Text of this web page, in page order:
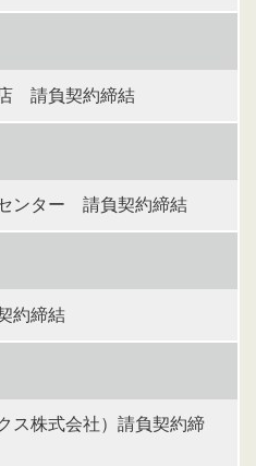
請負契約締結
ンター 請負契約締結
約締結
ス株式会社）請負契約締